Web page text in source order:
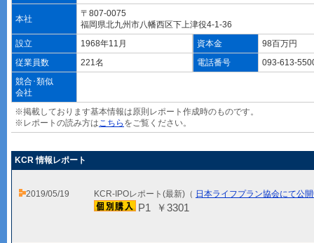
本社
〒807-0075
福岡県北九州市八幡西区下上津役4-1-36
設立
1968年11月 資本金
98百万円
従業員数
221名 電話番号
093-613-
競合･類似
会社
※掲載しております基本情報は原則レポート作成時のものです。
※レポートの読み方はこちら をご覧ください。
KCR 情報レポート
2019/05/19 KCR-IPOレポート(最新)（ 日本ライフプラン協会にて公
P1 ￥3301